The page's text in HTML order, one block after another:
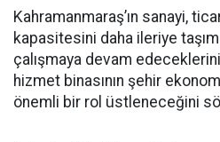
Kahramanmaraş’ın sanayi,
kapasitesini daha ileriye
çalışmaya devam
hizmet binasının şehir
önemli bir rol üstleneceğini